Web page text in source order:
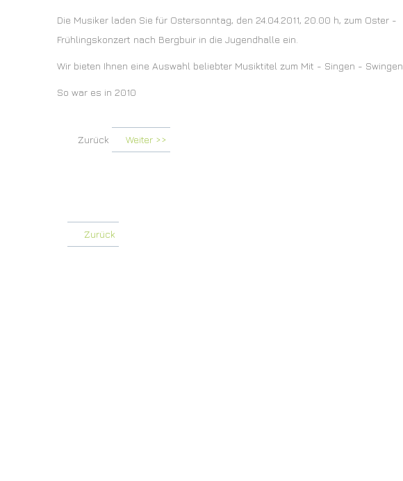
Die Musiker laden Sie für Ostersonntag, den 24.04.2011, 20.00 h, zum Oster -
Frühlingskonzert nach Bergbuir in die Jugendhalle ein.
Wir bieten Ihnen eine Auswahl beliebter Musiktitel zum Mit - Singen - Swingen.
So war es in 2010
Zurück Weiter >>
Zurück